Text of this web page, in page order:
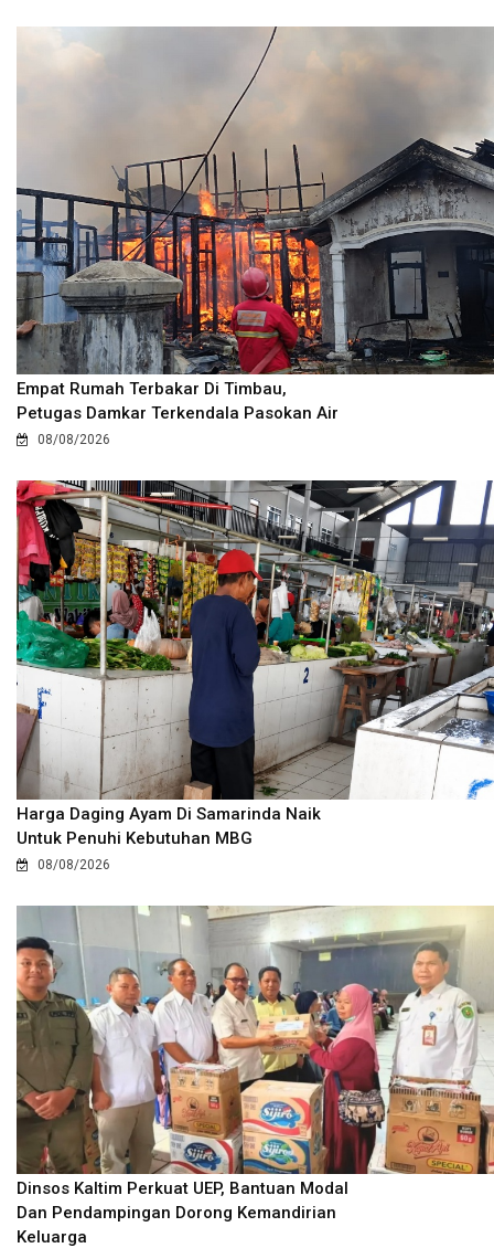
Empat Rumah Terbakar Di Timbau,
Petugas Damkar Terkendala Pasokan Air
08/08/2026
Harga Daging Ayam Di Samarinda Naik
Untuk Penuhi Kebutuhan MBG
08/08/2026
Dinsos Kaltim Perkuat UEP, Bantuan Modal
Dan Pendampingan Dorong Kemandirian
Keluarga